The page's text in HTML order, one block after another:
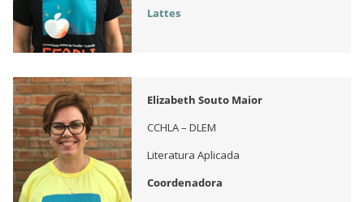
Lattes
Elizabeth Souto Maior
CCHLA – DLEM
Literatura Aplicada
Coordenadora